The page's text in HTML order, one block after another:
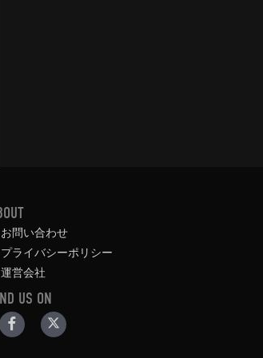
お問い合わせ
プライバシーポリシー
運営会社
US ON